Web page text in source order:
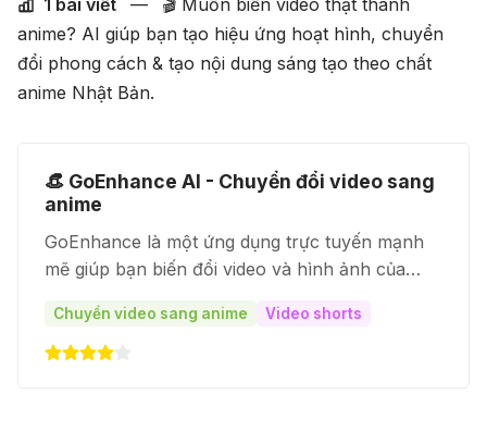
1 bài viết —
🎬 Muốn biến video thật thành
anime? AI giúp bạn tạo hiệu ứng hoạt hình, chuyển
đổi phong cách & tạo nội dung sáng tạo theo chất
anime Nhật Bản.
👒 GoEnhance AI - Chuyển đổi video sang
anime
GoEnhance là một ứng dụng trực tuyến mạnh
mẽ giúp bạn biến đổi video và hình ảnh của
Chuyển video sang anime Video shorts